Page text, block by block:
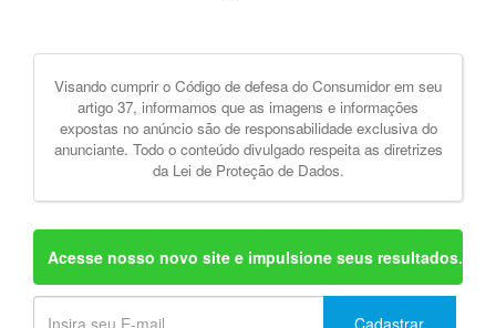
Visando cumprir o Código de defesa do Consumidor em seu
artigo 37, informamos que as imagens e informações
expostas no anúncio são de responsabilidade exclusiva do
anunciante. Todo o conteúdo divulgado respeita as diretrizes
da Lei de Proteção de Dados.
Acesse nosso novo site e impulsione seus resultados.
Cadastrar